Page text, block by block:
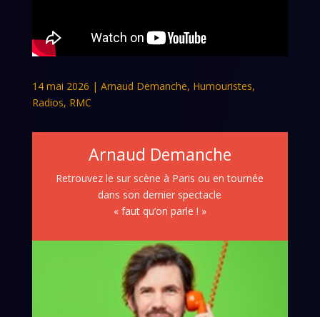
14 mai 2026 | Arnaud Demanche, Humouristes,
Radios, RMC
Arnaud Demanche
Retrouvez le sur scène à Paris ou en tournée
dans son dernier spectacle
« faut qu’on parle ! »